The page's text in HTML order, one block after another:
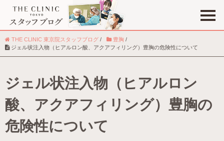
THE CLINIC 東京院スタッフブログ / 豊胸 /
ジェル状注入物（ヒアルロン酸、アクアフィリング）豊胸の危険性について
ジェル状注入物（ヒアルロン
酸、アクアフィリング）豊胸の
危険性について
コンシェルジュ
趣味